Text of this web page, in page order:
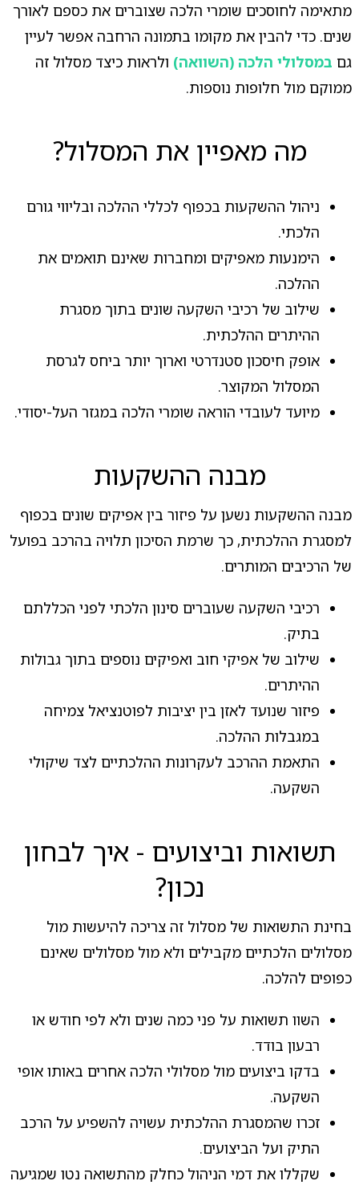
מתאימה לחוסכים שומרי הלכה שצוברים את כספם לאורך
שנים. כדי להבין את מקומו בתמונה הרחבה אפשר לעיין
גם במסלולי הלכה (השוואה) ולראות כיצד מסלול זה
ממוקם מול חלופות נוספות.
מה מאפיין את המסלול?
ניהול ההשקעות בכפוף לכללי ההלכה ובליווי גורם
הלכתי.
הימנעות מאפיקים ומחברות שאינם תואמים את
ההלכה.
שילוב של רכיבי השקעה שונים בתוך מסגרת
ההיתרים ההלכתית.
אופק חיסכון סטנדרטי וארוך יותר ביחס לגרסת
המסלול המקוצר.
מיועד לעובדי הוראה שומרי הלכה במגזר העל-יסודי.
מבנה ההשקעות
מבנה ההשקעות נשען על פיזור בין אפיקים שונים בכפוף
למסגרת ההלכתית, כך שרמת הסיכון תלויה בהרכב בפועל
של הרכיבים המותרים.
רכיבי השקעה שעוברים סינון הלכתי לפני הכללתם
בתיק.
שילוב של אפיקי חוב ואפיקים נוספים בתוך גבולות
ההיתרים.
פיזור שנועד לאזן בין יציבות לפוטנציאל צמיחה
במגבלות ההלכה.
התאמת ההרכב לעקרונות ההלכתיים לצד שיקולי
השקעה.
תשואות וביצועים - איך לבחון
נכון?
בחינת התשואות של מסלול זה צריכה להיעשות מול
מסלולים הלכתיים מקבילים ולא מול מסלולים שאינם
כפופים להלכה.
השוו תשואות על פני כמה שנים ולא לפי חודש או
רבעון בודד.
בדקו ביצועים מול מסלולי הלכה אחרים באותו אופי
השקעה.
זכרו שהמסגרת ההלכתית עשויה להשפיע על הרכב
התיק ועל הביצועים.
שקללו את דמי הניהול כחלק מהתשואה נטו שמגיעה